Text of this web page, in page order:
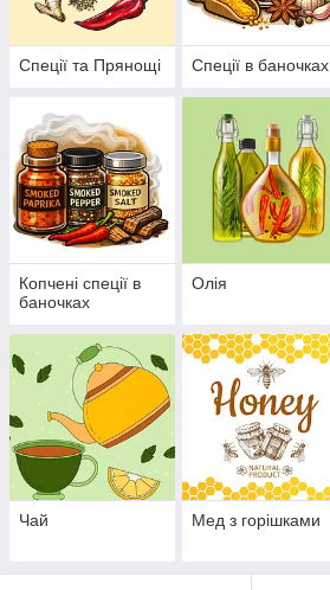
Спеції та Прянощі Спеції в баночках
Копчені спеції в
баночках
Олія
Чай Мед з горішками